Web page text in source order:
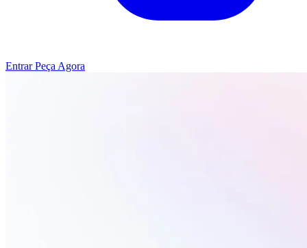
Entrar Peça Agora